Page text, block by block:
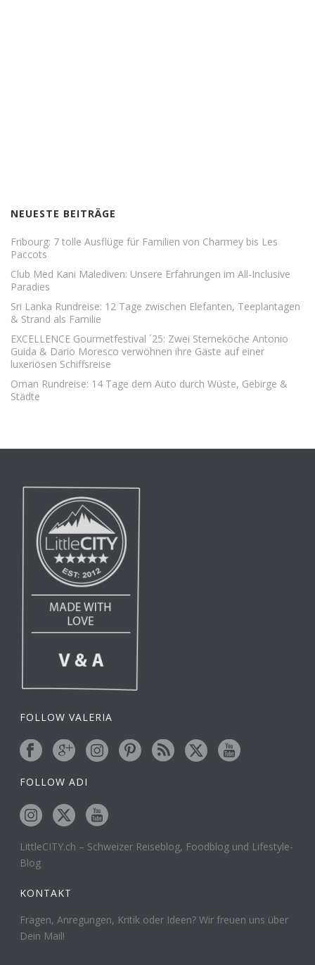
NEUESTE BEITRÄGE
Fribourg: 7 tolle Ausflüge für Familien von Charmey bis Les
Paccots
Club Med Kani Malediven: Unsere Erfahrungen im All-Inclusive
Paradies
Sri Lanka Rundreise: 12 Tage zwischen Elefanten, Teeplantagen
& Strand als Familie
EXCELLENCE Gourmetfestival ´25: Zwei Sterneköche Antonio
Guida & Dario Moresco verwöhnen ihre Gäste auf einer
luxeriösen Schiffsreise
Oman Rundreise: 14 Tage dem Auto durch Wüste, Gebirge &
Städte
FOLLOW VALERIA
FOLLOW ADI
LittleCITY.ch – Schweizer Reiseblog, Foodblog und Lifestyle-
Blog
KONTAKT
Fragen, Anregungen, Kritik oder Ideen? Wir freuen uns über
Dein Mail!